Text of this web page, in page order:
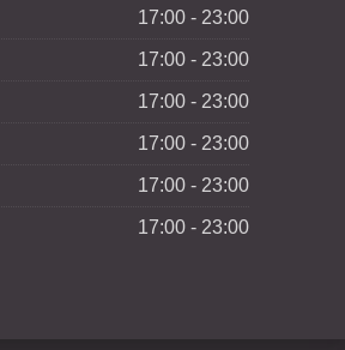
17:00 - 23:00
17:00 - 23:00
17:00 - 23:00
17:00 - 23:00
17:00 - 23:00
17:00 - 23:00